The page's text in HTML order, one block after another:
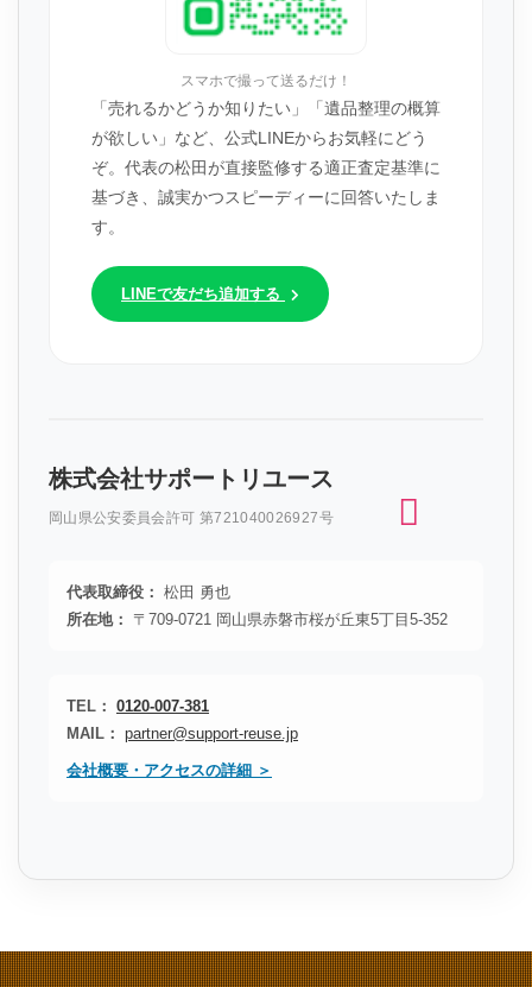
スマホで撮って送るだけ！
「売れるかどうか知りたい」「遺品整理の概算
が欲しい」など、公式LINEからお気軽にどう
ぞ。代表の松田が直接監修する適正査定基準に
基づき、誠実かつスピーディーに回答いたしま
す。
LINEで友だち追加する
株式会社サポートリユース
岡山県公安委員会許可 第721040026927号
代表取締役： 松田 勇也
所在地：
〒709-0721 岡山県赤磐市桜が丘東5丁目5-352
TEL： 0120-007-381
MAIL： partner@support-reuse.jp
会社概要・アクセスの詳細 ＞